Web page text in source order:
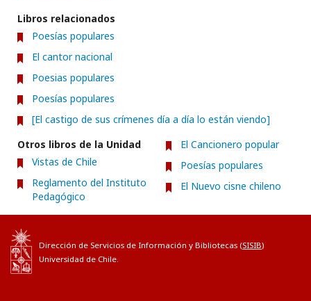
Libros relacionados
Poesías populares
El cantor nacional
Poesias populares
Poesías populares
[El castigo de sus crímenes día a día lo están viendo]
Otros libros de la Unidad
Vistas de Chile
Reglamento del Instituto
Pedagógico
El Cancionero popular
Poesías populares
El Nuevo cisne chileno
Dirección de Servicios de Información y Bibliotecas (SISIB)
Universidad de Chile.